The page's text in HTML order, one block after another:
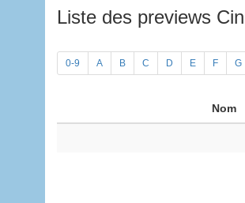
Liste des previews
0-9 A B C D E F G
Nom